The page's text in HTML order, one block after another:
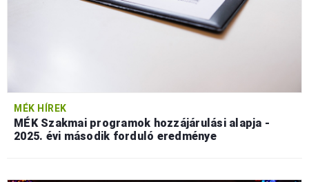
MÉK HÍREK
MÉK Szakmai programok hozzájárulási alapja -
2025. évi második forduló eredménye